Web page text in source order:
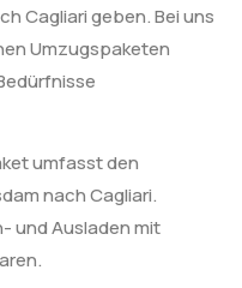
Cagliari geben. Bei uns
Umzugspaketen
umfasst den
nach Cagliari.
und Ausladen mit